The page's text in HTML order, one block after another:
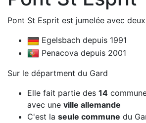
Pont St Esprit est jumelée avec
Egelsbach depuis 1991
Penacova depuis 2001
Sur le départment du Gard
Elle fait partie des 14
avec une ville allemande
C'est la seule commune du